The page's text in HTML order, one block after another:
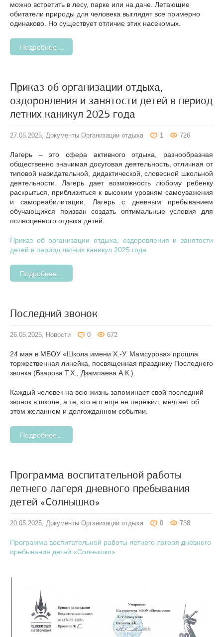
можно встретить в лесу, парке или на даче. Летающие
обитатели природы для человека выглядят все примерно
одинаково. Но существует отличие этих насекомых.
Подробнее...
Приказ об организации отдыха,
оздоровления и занятости детей в период
летних каникул 2025 года
27.05.2025, Документы Организации отдыха 1 726
Лагерь – это сфера активного отдыха, разнообразная
общественно значимая досуговая деятельность, отличная от
типовой назидательной, дидактической, словесной школьной
деятельности. Лагерь дает возможность любому ребенку
раскрыться, приблизиться к высоким уровням самоуважения
и самореабилитации. Лагерь с дневным пребыванием
обучающихся призван создать оптимальные условия для
полноценного отдыха детей.
Приказ об организации отдыха, оздоровления и занятости
детей в период летних каникул 2025 года
Подробнее...
Последний звонок
26.05.2025, Новости 0 672
24 мая в МБОУ «Школа имени Х.-У. Мамсурова» прошла
торжественная линейка, посвященная празднику Последнего
звонка (Бзарова Т.Х., Дзампаева А.К.).
Каждый человек на всю жизнь запоминает свой последний
звонок в школе, а те, кто его еще не пережил, мечтает об
этом желанном и долгожданном событии.
Подробнее...
Программа воспитательной работы
летнего лагеря дневного пребывания
детей «Солнышко»
20.05.2025, Документы Организации отдыха 0 738
Программа воспитательной работы летнего лагеря дневного
пребывания детей «Солнышко»